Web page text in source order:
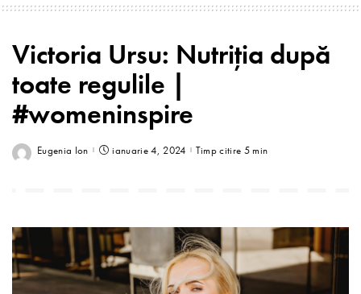
Victoria Ursu: Nutriția după
toate regulile |
#womeninspire
Eugenia Ion ianuarie 4, 2024 Timp citire 5 min